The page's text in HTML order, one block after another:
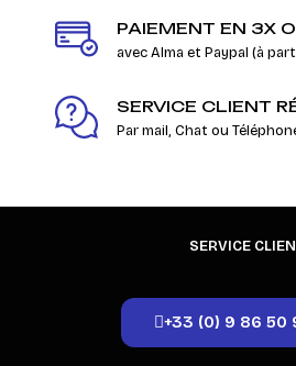
PAIEMENT EN 3X
avec Alma et Paypal (à
SERVICE CLIENT
Par mail, Chat ou
SERVICE
+33 (0) 9 86 50